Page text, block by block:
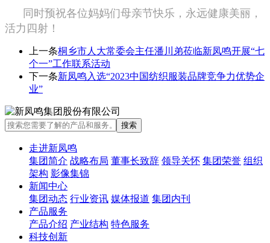
同时预祝各位妈妈们母亲节快乐，永远健康美丽，
活力四射！
上一条桐乡市人大常委会主任潘川弟莅临新凤鸣开展“七
个一”工作联系活动
下一条新凤鸣入选“2023中国纺织服装品牌竞争力优势企
业”
走进新凤鸣
集团简介 战略布局 董事长致辞 领导关怀 集团荣誉 组织
架构 影像集锦
新闻中心
集团动态 行业资讯 媒体报道 集团内刊
产品服务
产品介绍 产业结构 特色服务
科技创新